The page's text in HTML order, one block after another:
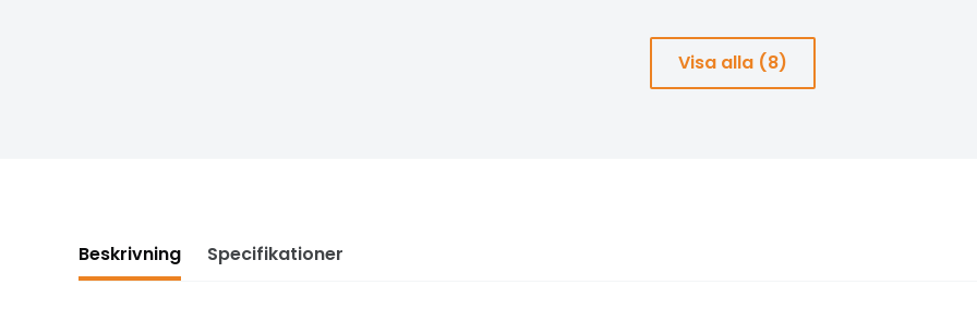
Visa alla (8)
Beskrivning Specifikationer